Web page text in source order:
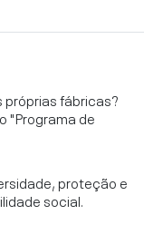
próprias fábricas?
"Programa de
proteção e
social.